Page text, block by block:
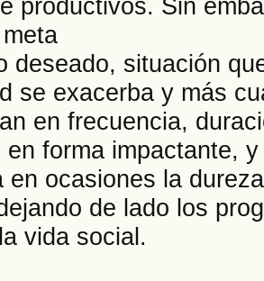
productivos. Sin
deseado, situación
se exacerba y más
en frecuencia,
en forma impactante,
en ocasiones la
de lado los
vida social.